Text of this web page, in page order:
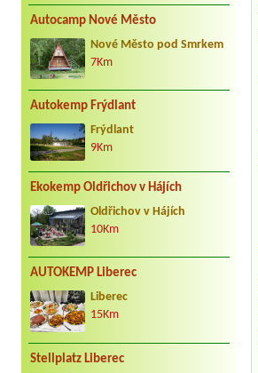
Autocamp Nové Město
Nové Město pod Smrkem
7Km
Autokemp Frýdlant
Frýdlant
9Km
Ekokemp Oldřichov v Hájích
Oldřichov v Hájích
10Km
AUTOKEMP Liberec
Liberec
15Km
Stellplatz Liberec